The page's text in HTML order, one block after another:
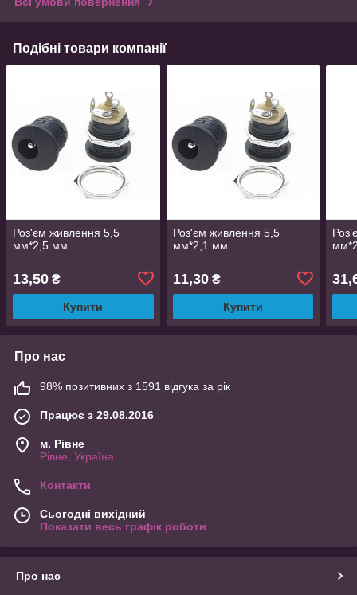
Подібні товари компанії
Роз'єм живлення 5,5
мм*2,5 мм
13,50 ₴
Купити
Роз'єм живлення 5,5
мм*2,1 мм
11,30₴
Купити
Про нас
98% позитивних з 1591 відгука за рік
Працює з 29.08.2016
м. Рівне
Рівне, Україна
Контакти
Сьогодні вихідний
Показати весь графік роботи
Про нас